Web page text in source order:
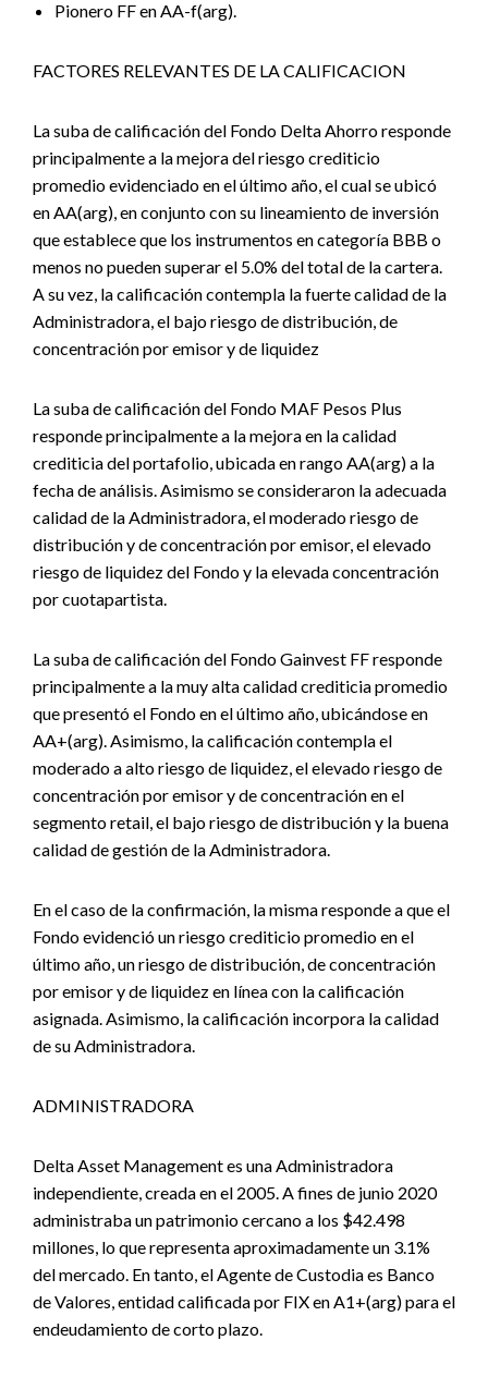
Pionero FF en AA-f(arg).
FACTORES RELEVANTES DE LA CALIFICACION
La suba de calificación del Fondo Delta Ahorro responde
principalmente a la mejora del riesgo crediticio
promedio evidenciado en el último año, el cual se ubicó
en AA(arg), en conjunto con su lineamiento de inversión
que establece que los instrumentos en categoría BBB o
menos no pueden superar el 5.0% del total de la cartera.
A su vez, la calificación contempla la fuerte calidad de la
Administradora, el bajo riesgo de distribución, de
concentración por emisor y de liquidez
La suba de calificación del Fondo MAF Pesos Plus
responde principalmente a la mejora en la calidad
crediticia del portafolio, ubicada en rango AA(arg) a la
fecha de análisis. Asimismo se consideraron la adecuada
calidad de la Administradora, el moderado riesgo de
distribución y de concentración por emisor, el elevado
riesgo de liquidez del Fondo y la elevada concentración
por cuotapartista.
La suba de calificación del Fondo Gainvest FF responde
principalmente a la muy alta calidad crediticia promedio
que presentó el Fondo en el último año, ubicándose en
AA+(arg). Asimismo, la calificación contempla el
moderado a alto riesgo de liquidez, el elevado riesgo de
concentración por emisor y de concentración en el
segmento retail, el bajo riesgo de distribución y la buena
calidad de gestión de la Administradora.
En el caso de la confirmación, la misma responde a que el
Fondo evidenció un riesgo crediticio promedio en el
último año, un riesgo de distribución, de concentración
por emisor y de liquidez en línea con la calificación
asignada. Asimismo, la calificación incorpora la calidad
de su Administradora.
ADMINISTRADORA
Delta Asset Management es una Administradora
independiente, creada en el 2005. A fines de junio 2020
administraba un patrimonio cercano a los $42.498
millones, lo que representa aproximadamente un 3.1%
del mercado. En tanto, el Agente de Custodia es Banco
de Valores, entidad calificada por FIX en A1+(arg) para el
endeudamiento de corto plazo.